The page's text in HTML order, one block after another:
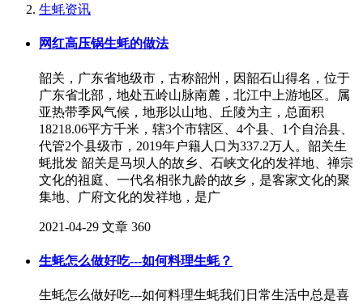
生蚝资讯
网红高压锅生蚝的做法
韶关，广东省地级市，古称韶州，因韶石山得名，位于
广东省北部，地处五岭山脉南麓，北江中上游地区。属
亚热带季风气候，地形以山地、丘陵为主，总面积
18218.06平方千米，辖3个市辖区、4个县、1个自治县、
代管2个县级市，2019年户籍人口为337.2万人。韶关生
蚝批发 韶关是马坝人的故乡、石峡文化的发祥地、禅宗
文化的祖庭、一代名相张九龄的故乡，是客家文化的聚
集地、广府文化的发祥地，是广
2021-04-29 文章 360
生蚝怎么做好吃---如何料理生蚝？
生蚝怎么做好吃---如何料理生蚝我们日常生活中总是喜